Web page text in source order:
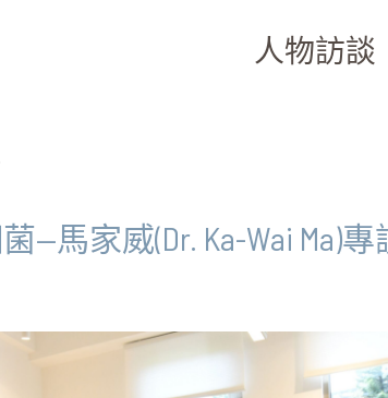
人物訪談
馬家威(Dr. Ka-Wai Ma)專